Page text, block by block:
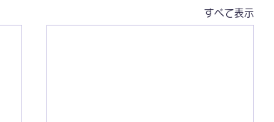
すべて表示